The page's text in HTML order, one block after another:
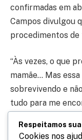
confirmadas em
Campos divulgou
procedimentos
“Às vezes, o que
mamãe… Mas
sobrevivendo e
tudo para me
tratar. Mas já
Respeitamos
Cookies nos